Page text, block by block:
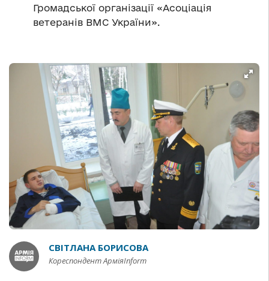
Громадської організації «Асоціація
ветеранів ВМС України».
СВІТЛАНА БОРИСОВА
Кореспондент АрміяInform